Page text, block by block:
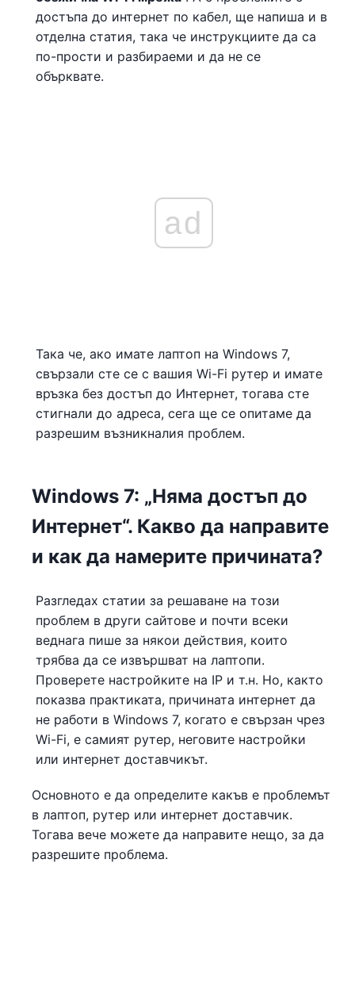
достъпа до интернет по кабел, ще напиша и в
отделна статия, така че инструкциите да са
по-прости и разбираеми и да не се
обърквате.
ad
Така че, ако имате лаптоп на Windows 7,
свързали сте се с вашия Wi-Fi рутер и имате
връзка без достъп до Интернет, тогава сте
стигнали до адреса, сега ще се опитаме да
разрешим възникналия проблем.
Windows 7: „Няма достъп до
Интернет“. Какво да направите
и как да намерите причината?
Разгледах статии за решаване на този
проблем в други сайтове и почти всеки
веднага пише за някои действия, които
трябва да се извършват на лаптопи.
Проверете настройките на IP и т.н. Но, както
показва практиката, причината интернет да
не работи в Windows 7, когато е свързан чрез
Wi-Fi, е самият рутер, неговите настройки
или интернет доставчикът.
Основното е да определите какъв е проблемът
в лаптоп, рутер или интернет доставчик.
Тогава вече можете да направите нещо, за да
разрешите проблема.